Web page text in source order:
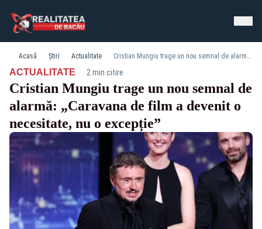
Acasă Știri Actualitate Cristian Mungiu trage un nou semnal de alarmă: „Caravana de film a devenit o necesitate, nu o excepție”
ACTUALITATE· 2 min citire
Cristian Mungiu trage un nou semnal de
alarmă: „Caravana de film a devenit o
necesitate, nu o excepție”